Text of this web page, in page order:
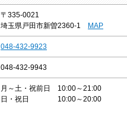
〒335-0021
埼玉県戸田市新曽2360-1
MAP
048-432-9923
048-432-9943
月～土・祝前日 10:00～21:00
日・祝日 10:00～20:00